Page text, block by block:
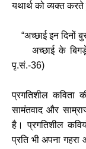
यथार्थ को व्यक्त
“अच्छाई इन दिनों
अच्छाई के बिगड़े
पृ.सं.-36)
प्रगतिशील कविता
सामंतवाद और
है। प्रगतिशील
प्रति भी अपना